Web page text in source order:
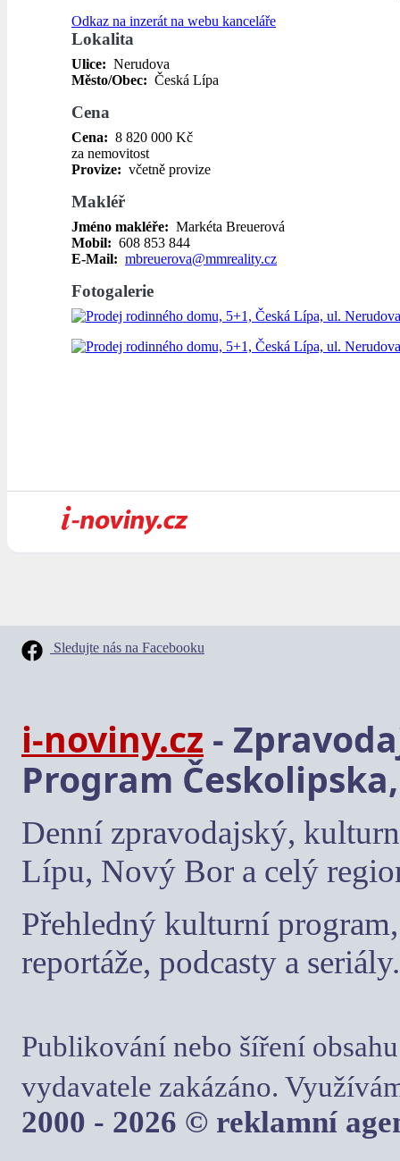
Odkaz na inzerát na webu kanceláře
Lokalita
Ulice: Nerudova
Město/Obec: Česká Lípa
Cena
Cena: 8 820 000 Kč
za nemovitost
Provize: včetně provize
Makléř
Jméno makléře: Markéta Breuerová
Mobil: 608 853 844
E-Mail: mbreuerova@mmreality.cz
Fotogalerie
Sledujte nás na Facebooku
i-noviny.cz -
Program
Denní zpravodajský,
Lípu, Nový Bor a celý
Přehledný kulturní
reportáže, podcasty a seriály.
Publikování nebo šíření
vydavatele zakázáno.
2000 - 2026 © reklamní